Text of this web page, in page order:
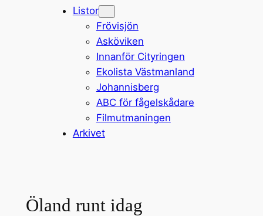
Listor
Frövisjön
Asköviken
Innanför Cityringen
Ekolista Västmanland
Johannisberg
ABC för fågelskådare
Filmutmaningen
Arkivet
Öland runt idag